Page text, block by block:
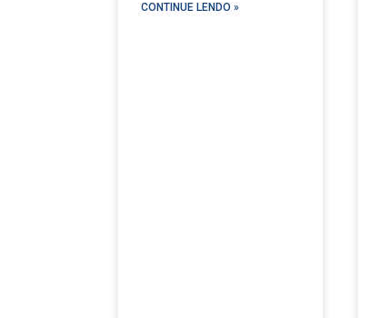
CONTINUE LENDO »